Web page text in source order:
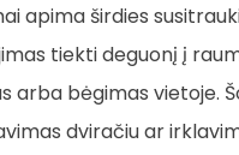
apima širdies
tiekti deguonį į
arba bėgimas vietoje.
dviračiu ar